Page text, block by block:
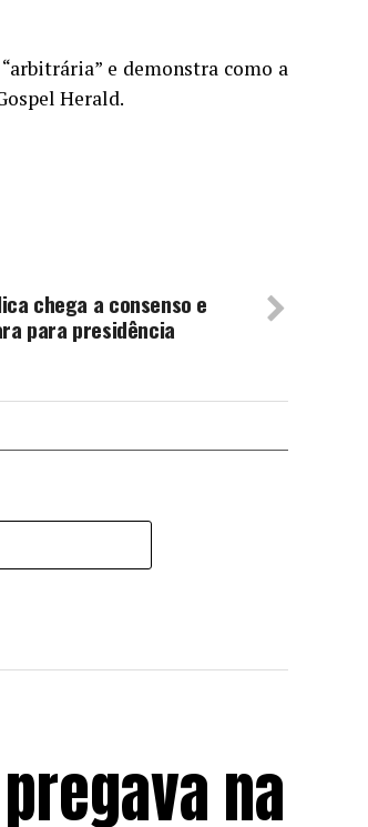
e demonstra como a
Herald.
chega a consenso e
para presidência
na